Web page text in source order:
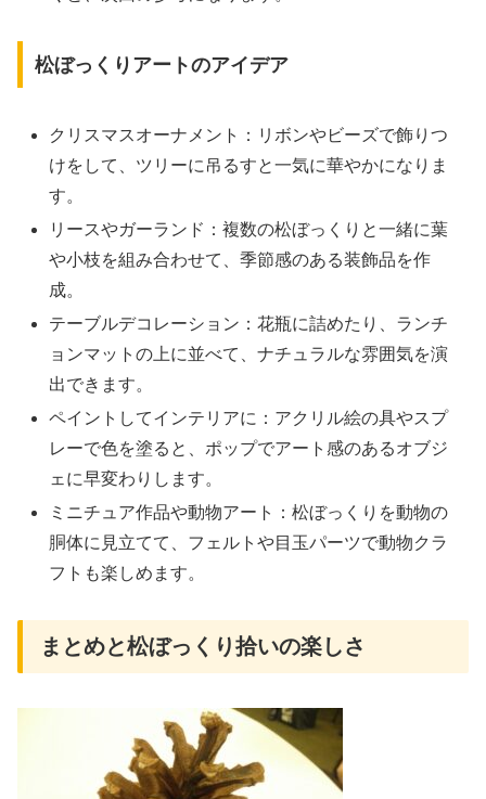
松ぼっくりアートのアイデア
クリスマスオーナメント：リボンやビーズで飾りつ
けをして、ツリーに吊るすと一気に華やかになりま
す。
リースやガーランド：複数の松ぼっくりと一緒に葉
や小枝を組み合わせて、季節感のある装飾品を作
成。
テーブルデコレーション：花瓶に詰めたり、ランチ
ョンマットの上に並べて、ナチュラルな雰囲気を演
出できます。
ペイントしてインテリアに：アクリル絵の具やスプ
レーで色を塗ると、ポップでアート感のあるオブジ
ェに早変わりします。
ミニチュア作品や動物アート：松ぼっくりを動物の
胴体に見立てて、フェルトや目玉パーツで動物クラ
フトも楽しめます。
まとめと松ぼっくり拾いの楽しさ